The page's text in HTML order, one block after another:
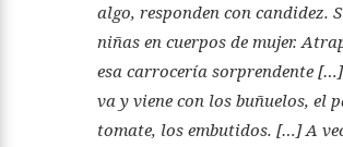
algo, responden con candidez.
niñas en cuerpos de mujer.
esa carrocería sorprendente
va y viene con los buñuelos, el
tomate, los embutidos. […] A